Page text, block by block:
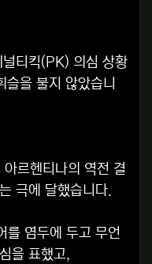
티킥(PK) 의심 상황
슬을 불지 않았습니
르헨티나의 역전 결
극에 달했습니다.
를 염두에 두고 무언
을 표했고,